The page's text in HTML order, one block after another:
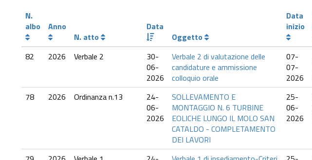
N.
albo
Anno
N. atto
Data
Oggetto
Data
inizio
82 2026 Verbale 2
30-
06-
2026
Verbale 2 di valutazione delle
candidature e ammissione
colloquio orale
07-
07-
2026
78 2026 Ordinanza n.13
24-
06-
2026
SOLLEVAMENTO E
MONTAGGIO N. 6 TURBINE
EOLICHE LUNGO IL MOLO SAN
CATALDO - COMPLETAMENTO
DEI LAVORI
25-
06-
2026